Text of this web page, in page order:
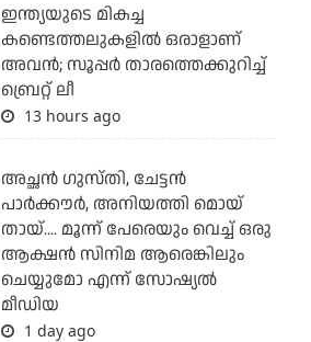
ഇന്ത്യയുടെ മികച്ച
കണ്ടെത്തലുകളില്‍ ഒരാളാണ്
അവന്‍; സൂപ്പര്‍ താരത്തെക്കുറിച്ച്
ബ്രെറ്റ് ലീ
13 hours ago
അച്ഛന്‍ ഗുസ്തി, ചേട്ടന്‍
പാര്‍ക്കൗര്‍, അനിയത്തി മൊയ്
തായ്.... മൂന്ന് പേരെയും വെച്ച് ഒരു
ആക്ഷന്‍ സിനിമ ആരെങ്കിലും
ചെയ്യുമോ എന്ന് സോഷ്യല്‍
മീഡിയ
1 day ago